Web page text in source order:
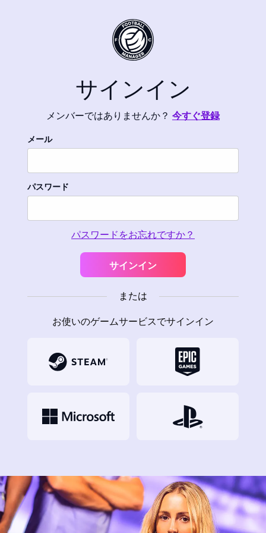
サインイン
メンバーではありませんか？ 今すぐ登録
メール
パスワード
パスワードをお忘れですか？
サインイン
または
お使いのゲームサービスでサインイン